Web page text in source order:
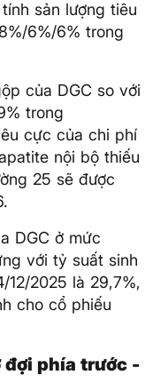
sản lượng tiêu
6%/6% trong
của DGC so với
trong
cực của chi phí
nội bộ thiếu
25 sẽ được
DGC ở mức
với tỷ suất sinh
12/2025 là 29,7%,
cho cổ phiếu
đợi phía trước -